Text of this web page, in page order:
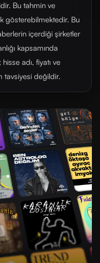
Bu tahmin ve
gösterebilmektedir. Bu
içerdiği şirketler
kapsamında
adı, fiyatı ve
tavsiyesi değildir.